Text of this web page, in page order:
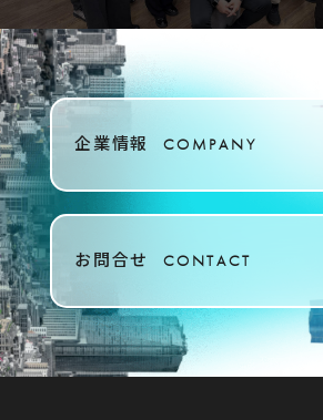
企業情報 COMPANY
お問合せ CONTACT